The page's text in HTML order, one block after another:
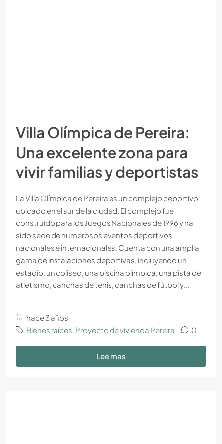
Villa Olímpica de Pereira:
Una excelente zona para
vivir familias y deportistas
La Villa Olímpica de Pereira es un complejo deportivo
ubicado en el sur de la ciudad. El complejo fue
construido para los Juegos Nacionales de 1996 y ha
sido sede de numerosos eventos deportivos
nacionales e internacionales. Cuenta con una amplia
gama de instalaciones deportivas, incluyendo un
estadio, un coliseo, una piscina olímpica, una pista de
atletismo, canchas de tenis, canchas de fútbol y...
hace 3 años
Bienes raíces, Proyecto de vivienda Pereira 0
Lee mas